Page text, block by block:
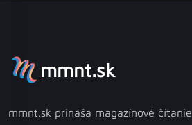
mmnt.sk
mmnt.sk prináša magazínové čítanie